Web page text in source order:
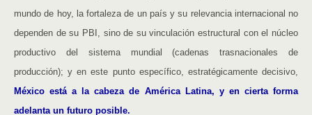
mundo de hoy, la fortaleza de un país y su relevancia internacional no
dependen de su PBI, sino de su vinculación estructural con el núcleo
productivo del sistema mundial (cadenas trasnacionales de
producción); y en este punto específico, estratégicamente decisivo,
México está a la cabeza de América Latina, y en cierta forma
adelanta un futuro posible.